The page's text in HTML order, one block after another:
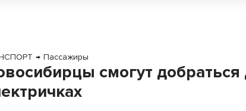
→ Пассажиры
смогут добраться